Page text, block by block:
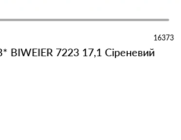
16373
BIWEIER 7223 17,1 Сіреневий